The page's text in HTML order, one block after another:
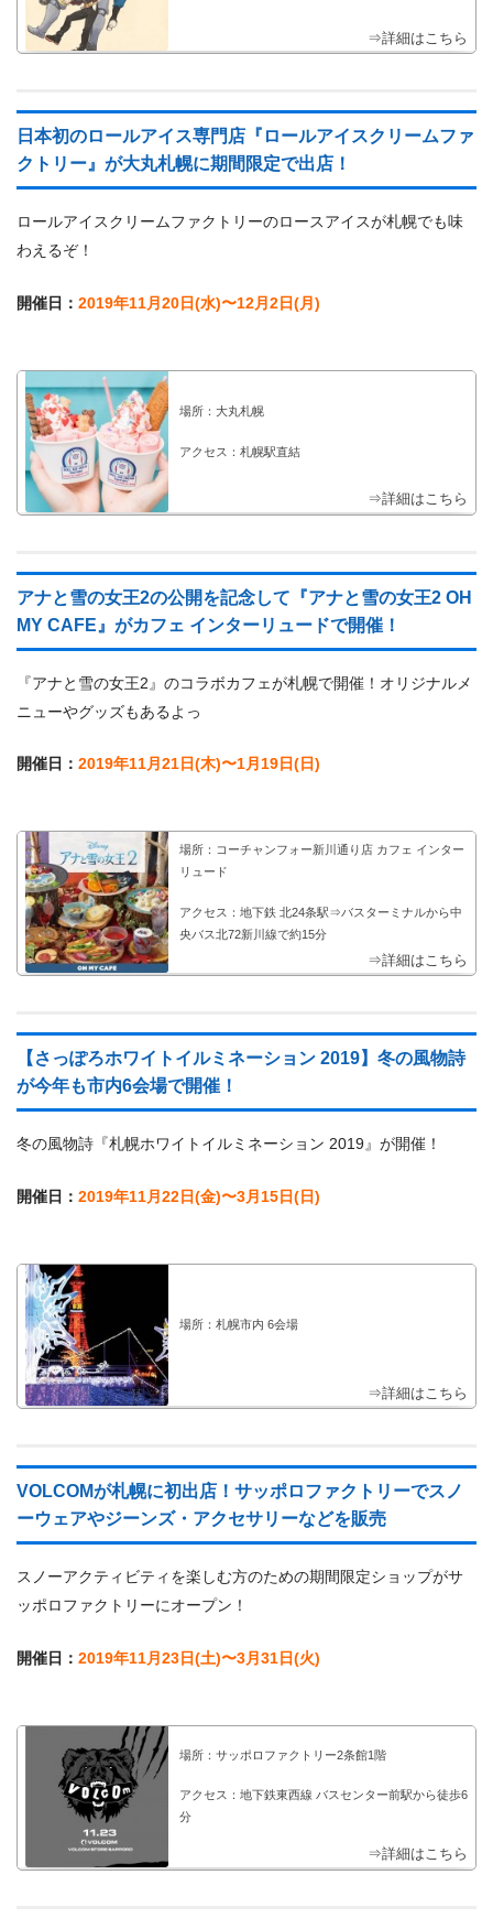
⇒詳細はこちら
日本初のロールアイス専門店『ロールアイスクリームファ
クトリー』が大丸札幌に期間限定で出店！
ロールアイスクリームファクトリーのロースアイスが札幌でも味
わえるぞ！
開催日： 2019年11月20日(水)〜12月2日(月)
場所：大丸札幌
アクセス：札幌駅直結
⇒詳細はこちら
アナと雪の女王2の公開を記念して『アナと雪の女王2 OH
MY CAFE』がカフェ インターリュードで開催！
『アナと雪の女王2』のコラボカフェが札幌で開催！オリジナルメ
ニューやグッズもあるよっ
開催日： 2019年11月21日(木)〜1月19日(日)
場所：コーチャンフォー新川通り店 カフェ インター
リュード
アクセス：地下鉄 北24条駅⇒バスターミナルから中
央バス北72新川線で約15分
⇒詳細はこちら
【さっぽろホワイトイルミネーション 2019】冬の風物詩
が今年も市内6会場で開催！
冬の風物詩『札幌ホワイトイルミネーション 2019』が開催！
開催日： 2019年11月22日(金)〜3月15日(日)
場所：札幌市内 6会場
⇒詳細はこちら
VOLCOMが札幌に初出店！サッポロファクトリーでスノ
ーウェアやジーンズ・アクセサリーなどを販売
スノーアクティビティを楽しむ方のための期間限定ショップがサ
ッポロファクトリーにオープン！
開催日： 2019年11月23日(土)〜3月31日(火)
場所：サッポロファクトリー2条館1階
アクセス：地下鉄東西線 バスセンター前駅から徒歩6
分
⇒詳細はこちら